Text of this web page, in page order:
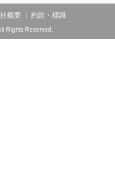
概要 約款・標識
Rights Reserved.